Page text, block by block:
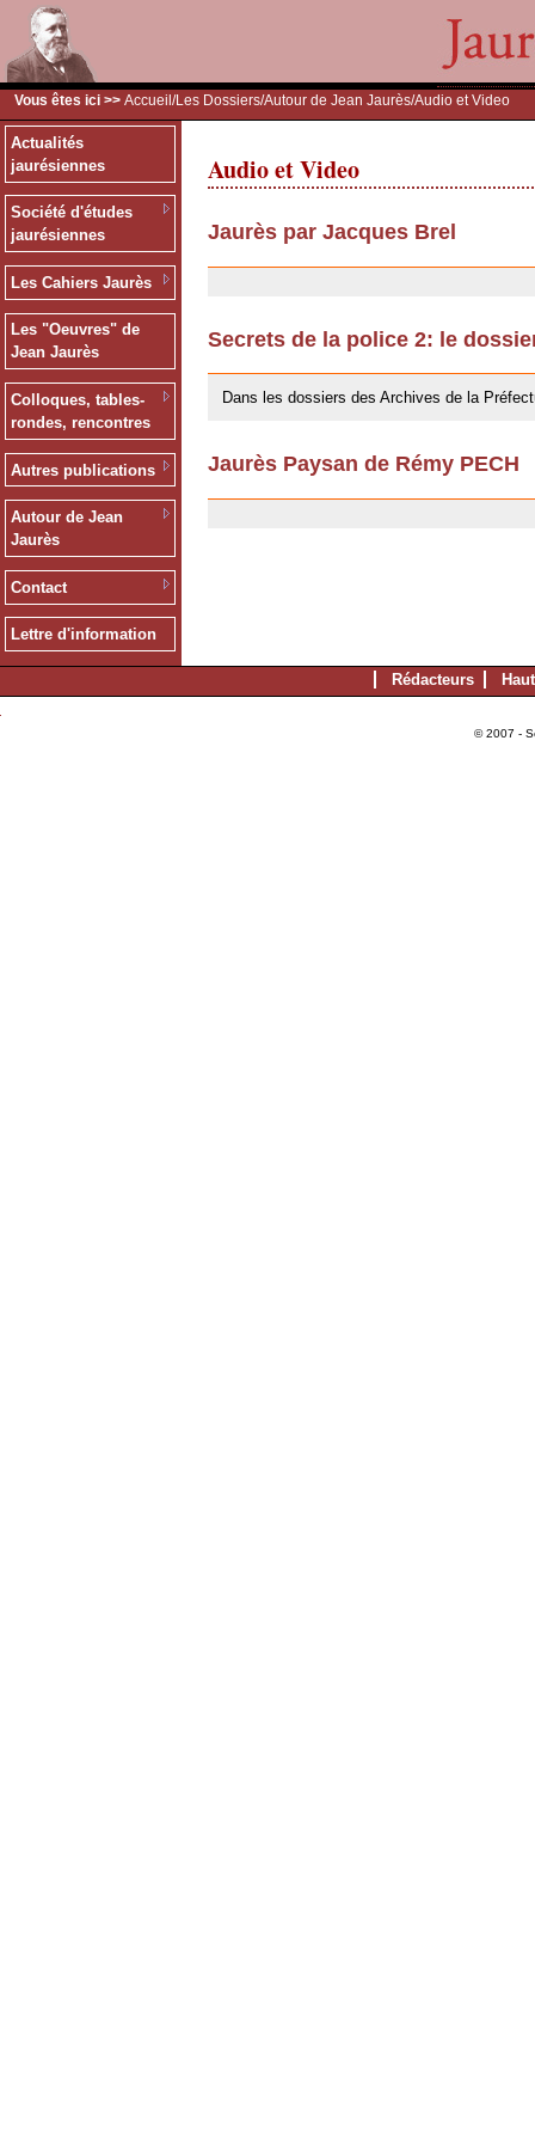
Vous êtes ici >> Accueil /Les Dossiers/Autour de Jean Jaurès/Audio et Video
Actualités
jaurésiennes
Société d'études
jaurésiennes
Les Cahiers Jaurès
Les "Oeuvres" de
Jean Jaurès
Colloques, tables-
rondes, rencontres
Autres publications
Autour de Jean
Jaurès
Contact
Lettre d'information
Audio et Video
Jaurès par Jacques Brel
Secrets de la police 2: le
Dans les dossiers des Archives de la
Jaurès Paysan de Rémy PECH
Rédacteurs
© 2007 -